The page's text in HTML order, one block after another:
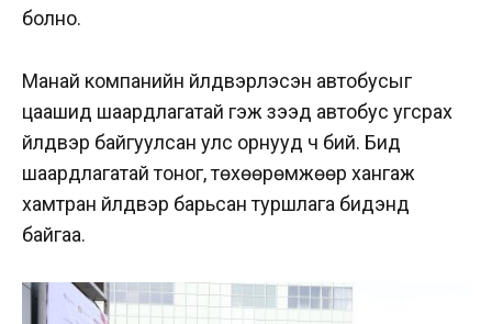
болно.
Манай компанийн үйлдвэрлэсэн автобусыг
цаашид шаардлагатай гэж үзээд автобус угсрах
үйлдвэр байгуулсан улс орнууд ч бий. Бид
шаардлагатай тоног, төхөөрөмжөөр хангаж
хамтран үйлдвэр барьсан туршлага бидэнд
байгаа.